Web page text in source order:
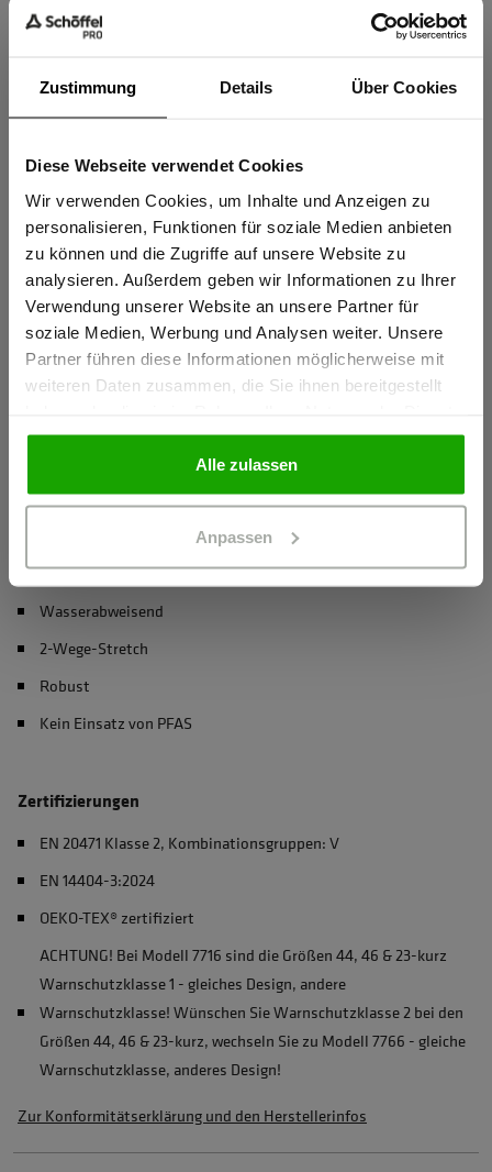
Zustimmung Details Über Cookies
Diese Webseite verwendet Cookies
Wir verwenden Cookies, um Inhalte und Anzeigen zu
personalisieren, Funktionen für soziale Medien anbieten
zu können und die Zugriffe auf unsere Website zu
analysieren. Außerdem geben wir Informationen zu Ihrer
Verwendung unserer Website an unsere Partner für
soziale Medien, Werbung und Analysen weiter. Unsere
Partner führen diese Informationen möglicherweise mit
weiteren Daten zusammen, die Sie ihnen bereitgestellt
gesammelt haben.
Alle zulassen
Anpassen
Knietaschen zertifiziert nach EN 14404-3:2024
maximale Abriebfestigkeit
Wasserabweisendes Stretchmaterial für perfekten
Tragekomfort
mehr anzeigen
Herstellerangaben
Schöffel PRO GmbH, Albert-Einstein-Strasse 1, 86830
Schwabmünchen, Deutschland
Atmungsaktiv
Wasserabweisend
2-Wege-Stretch
Robust
Kein Einsatz von PFAS
Zertifizierungen
EN 20471 Klasse 2, Kombinationsgruppen: V
EN 14404-3:2024
OEKO-TEX® zertifiziert
ACHTUNG! Bei Modell 7716 sind die Größen 44, 46 & 23-kurz
Warnschutzklasse 1 - gleiches Design, andere
Warnschutzklasse! Wünschen Sie Warnschutzklasse 2 bei den
Größen 44, 46 & 23-kurz, wechseln Sie zu Modell 7766 - gleiche
Warnschutzklasse, anderes Design!
Zur Konformitätserklärung und den Herstellerinfos
Sind Sie
Gewerbetreibender?
Ich bestätige, dass ich Gewerbetreibender bin. Alle
Preise werden netto ausgewiesen.